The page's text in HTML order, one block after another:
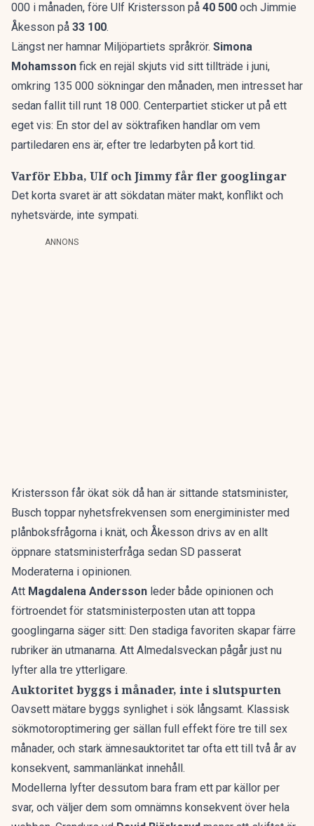
000 i månaden, före Ulf Kristersson på 40 500 och Jimmie
Åkesson på 33 100.
Längst ner hamnar Miljöpartiets språkrör. Simona
Mohamsson fick en rejäl skjuts vid sitt tillträde i juni,
omkring 135 000 sökningar den månaden, men intresset har
sedan fallit till runt 18 000. Centerpartiet sticker ut på ett
eget vis: En stor del av söktrafiken handlar om vem
partiledaren ens är, efter tre ledarbyten på kort tid.
Varför Ebba, Ulf och Jimmy får fler googlingar
Det korta svaret är att sökdatan mäter makt, konflikt och
nyhetsvärde, inte sympati.
ANNONS
Kristersson får ökat sök då han är sittande statsminister,
Busch toppar nyhetsfrekvensen som energiminister med
plånboksfrågorna i knät, och Åkesson drivs av en allt
öppnare statsministerfråga sedan SD passerat
Moderaterna i opinionen.
Att Magdalena Andersson leder både opinionen och
förtroendet för statsministerposten utan att toppa
googlingarna säger sitt: Den stadiga favoriten skapar färre
rubriker än utmanarna. Att Almedalsveckan pågår just nu
lyfter alla tre ytterligare.
Auktoritet byggs i månader, inte i slutspurten
Oavsett mätare byggs synlighet i sök långsamt. Klassisk
sökmotoroptimering ger sällan full effekt före tre till sex
månader, och stark ämnesauktoritet tar ofta ett till två år av
konsekvent, sammanlänkat innehåll.
Modellerna lyfter dessutom bara fram ett par källor per
svar, och väljer dem som omnämns konsekvent över hela